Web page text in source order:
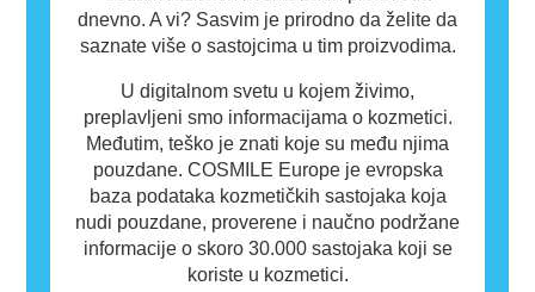
dnevno. A vi? Sasvim je prirodno da želite da
saznate više o sastojcima u tim proizvodima.
U digitalnom svetu u kojem živimo,
preplavljeni smo informacijama o kozmetici.
Međutim, teško je znati koje su među njima
pouzdane. COSMILE Europe je evropska
baza podataka kozmetičkih sastojaka koja
nudi pouzdane, proverene i naučno podržane
informacije o skoro 30.000 sastojaka koji se
koriste u kozmetici.